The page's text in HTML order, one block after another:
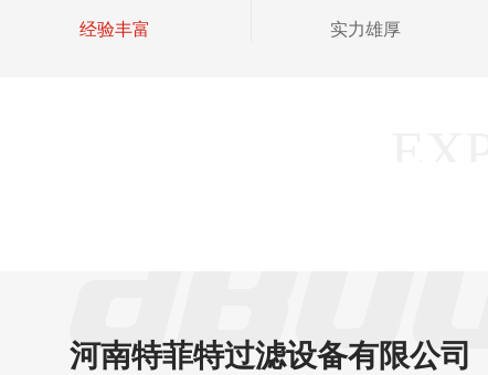
经验丰富 实力雄厚
河南特菲特过滤设备有限公司